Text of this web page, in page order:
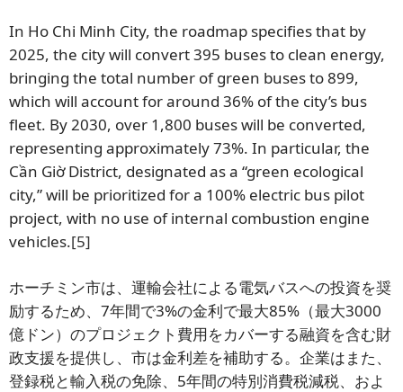
In Ho Chi Minh City, the roadmap specifies that by
2025, the city will convert 395 buses to clean energy,
bringing the total number of green buses to 899,
which will account for around 36% of the city’s bus
fleet. By 2030, over 1,800 buses will be converted,
representing approximately 73%. In particular, the
Cần Giờ District, designated as a “green ecological
city,” will be prioritized for a 100% electric bus pilot
project, with no use of internal combustion engine
vehicles.[5]
ホーチミン市は、運輸会社による電気バスへの投資を奨
励するため、7年間で3%の金利で最大85%（最大3000
億ドン）のプロジェクト費用をカバーする融資を含む財
政支援を提供し、市は金利差を補助する。企業はまた、
登録税と輸入税の免除、5年間の特別消費税減税、およ